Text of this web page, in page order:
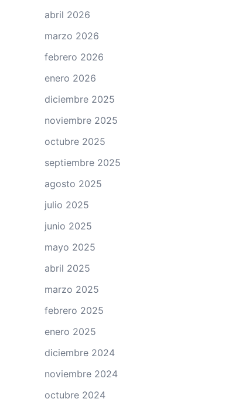
abril 2026
marzo 2026
febrero 2026
enero 2026
diciembre 2025
noviembre 2025
octubre 2025
septiembre 2025
agosto 2025
julio 2025
junio 2025
mayo 2025
abril 2025
marzo 2025
febrero 2025
enero 2025
diciembre 2024
noviembre 2024
octubre 2024